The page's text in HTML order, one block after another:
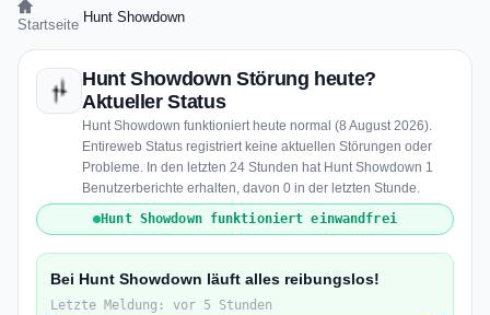
Startseite Hunt Showdown
Hunt Showdown Störung heute?
Aktueller Status
Hunt Showdown funktioniert heute normal (8 August 2026).
Entireweb Status registriert keine aktuellen Störungen oder
Probleme. In den letzten 24 Stunden hat Hunt Showdown 1
Benutzerberichte erhalten, davon 0 in der letzten Stunde.
Hunt Showdown funktioniert einwandfrei
Bei Hunt Showdown läuft alles reibungslos!
Letzte Meldung: vor 5 Stunden